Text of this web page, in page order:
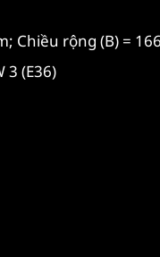
Chiều rộng (B) =
3 (E36)